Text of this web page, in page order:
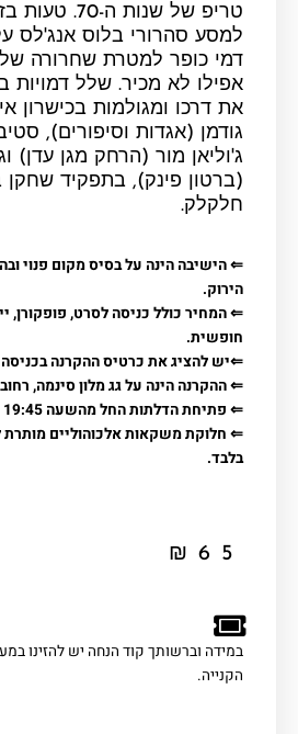
טריפ של שנות
למסע סהרורי בלוס אנג'לס
דמי כופר למטרת שחרורה
אפילו לא מכיר. שלל דמויות
את דרכו ומגולמות בכישרון
גודמן (אגדות וסיפורים),
ג'וליאן מור (הרחק מגן עדן)
(ברטון פינק), בתפקיד שחקן
חלקלק.
⇐ הישיבה הינה על בסיס מקום פנוי
הירוק.
⇐ המחיר כולל כניסה לסרט, פופקורן,
חופשית.
⇐יש להציג את כרטיס ההקרנה בכניסה
⇐ ההקרנה הינה על גג מלון סינמה, רחוב זמנהוף
⇐ פתיחת הדלתות החל מהשעה 19:45
בלבד.
₪ 65
במידה וברשותך קוד הנחה יש להזינו
הקנייה.